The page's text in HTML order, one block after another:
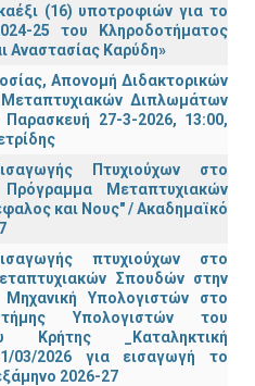
(16) υποτροφιών για το
25 του Κληροδοτήματος
Αναστασίας Καρύδη»
Απονομή Διδακτορικών
Διπλωμάτων
27-3-2026, 13:00,
Πτυχιούχων στο
Πρόγραμμα Μεταπτυχιακών
και Νους" / Ακαδημαϊκό
πτυχιούχων στo
Σπουδών στην
Μηχανική Υπολογιστών στο
Υπολογιστών του
Κρήτης _Καταληκτική
03/2026 για εισαγωγή το
2026-27